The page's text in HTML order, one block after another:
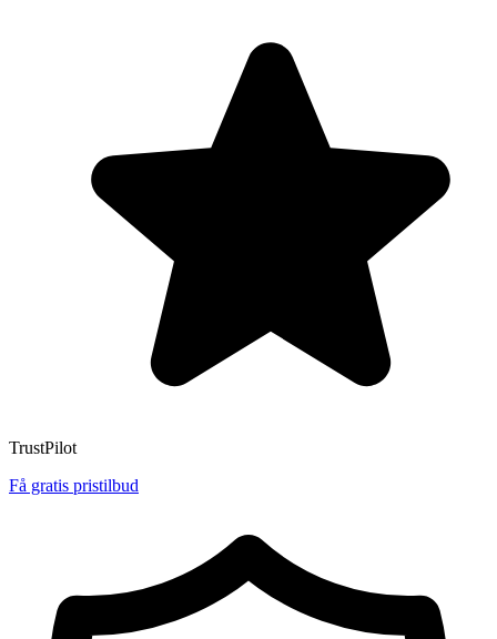
TrustPilot
Få gratis pristilbud